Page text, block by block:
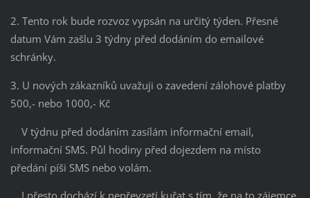
2. Tento rok bude rozvoz vypsán na určitý týden. Přesné
datum Vám zašlu 3 týdny před dodáním do emailové
schránky.
3. U nových zákazníků uvažuji o zavedení zálohové platby
500,- nebo 1000,- Kč
V týdnu před dodáním zasílám informační email,
informační SMS. Půl hodiny před dojezdem na místo
předání píši SMS nebo volám.